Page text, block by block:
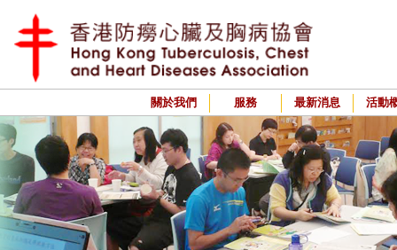
關於我們 服務 最新消息 活動